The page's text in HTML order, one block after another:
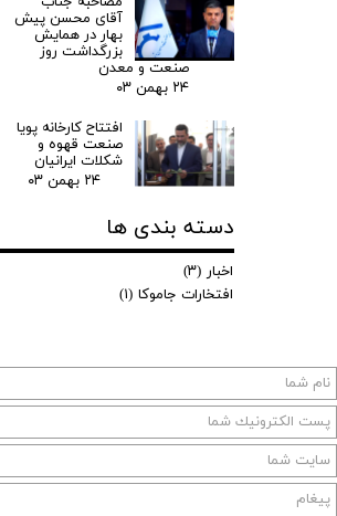
آقای محسن پیش
بهار در همایش
بزرگداشت روز
صنعت و معدن
۲۴ بهمن ۰۳
افتتاح کارخانه پویا
صنعت قهوه و
شکلات ایرانیان
۲۴ بهمن ۰۳
دسته بندی ها
اخبار (۳)
افتخارات جاموکا (۱)